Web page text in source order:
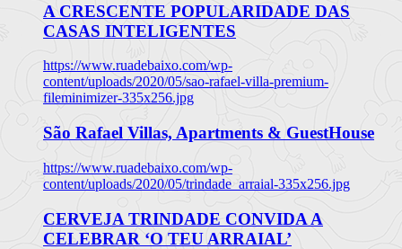
A CRESCENTE POPULARIDADE DAS
CASAS INTELIGENTES
https://www.ruadebaixo.com/wp-
content/uploads/2020/05/sao-rafael-villa-premium-
fileminimizer-335x256.jpg
São Rafael Villas, Apartments & GuestHouse
https://www.ruadebaixo.com/wp-
content/uploads/2020/05/trindade_arraial-335x256.jpg
CERVEJA TRINDADE CONVIDA A
CELEBRAR ‘O TEU ARRAIAL’